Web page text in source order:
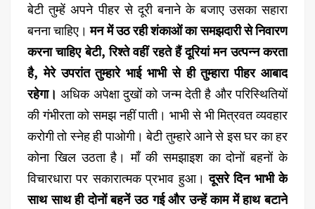
बेटी तुम्हें अपने पीहर से दूरी बनाने के बजाए उसका सहारा
बनना चाहिए।मन में उठ रही शंकाओं का समझदारी से निवारण
करना चाहिए बेटी, रिश्ते वहीं रहते हैं दूरियां मन उत्पन्न करता
है, मेरे उपरांत तुम्हारे भाई भाभी से ही तुम्हारा पीहर आबाद
रहेगा। अधिक अपेक्षा दुखों को जन्म देती है और परिस्थितियों
की गंभीरता को समझ नहीं पाती। भाभी से भी मित्रवत व्यवहार
करोगी तो स्नेह ही पाओगी। बेटी तुम्हारे आने से इस घर का हर
कोना खिल उठता है। मॉं की समझाइश का दोनों बहनों के
विचारधारा पर सकारात्मक प्रभाव हुआ।दूसरे दिन भाभी के
साथ साथ ही दोनों बहनें उठ गई और उन्हें काम में हाथ बटाने